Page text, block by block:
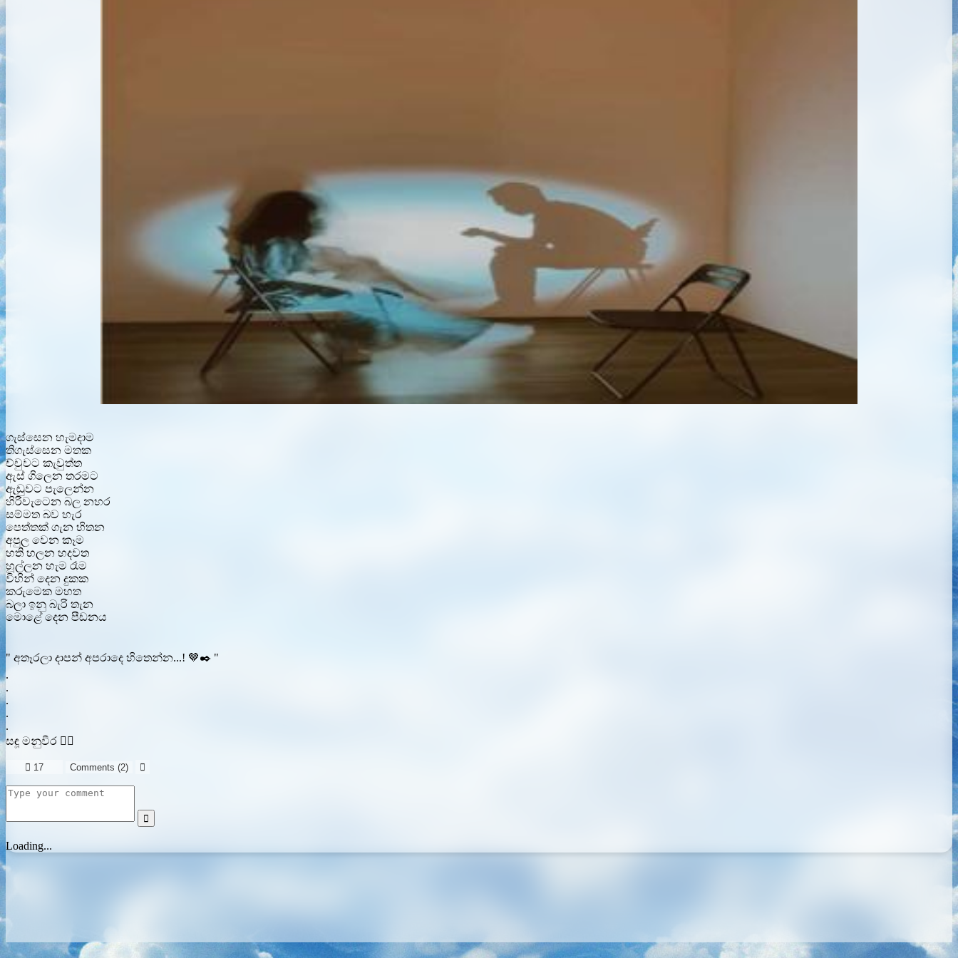
ගැස්සෙන හැමදාම
තිගැස්සෙන මතක
ච්චුවට කැවුත්ත
ඇස් ගිලෙන තරමට
ඇඬුවට පැලෙන්න
හිරිවැටෙන බල නහර
සම්මත බව හැර
පෙත්තක් ගැන හිතන
අපුල වෙන කෑම
හති හලන හදවත
හූල්ලන හැම රෑම
විහින් දෙන දුකක
කරුමෙක මහත
බලා ඉනු බැරි තැන
මොළේ දෙන පීඩනය
" අතෑරලා දාපන් අපරාදෙ හිතෙන්න...! 🤎✒️ "
.
.
.
.
.
සඳූ මනුවීර ✍🏻
 17 Comments (2) 

Loading...